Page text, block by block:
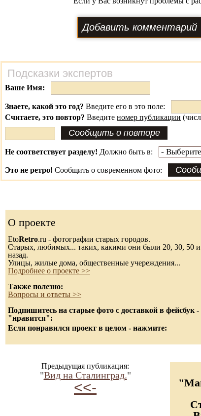
Подсказки экспертов
Ваше Имя:
Знаете, какой это год? Введите его в это поле:
Считаете, это повтор? Введите номер публикации
Не соответствует разделу! Должно быть в:
Это не ретро! Сообщить о современном фото:
О проекте
EtoRetro.ru - фотографии старых городов.
Старых, любимых... таких, какими они были 20, 30, 50 и
назад.
Улицы, жилые дома, общественные учереждения...
Подробнее о проекте >>
Также полезно:
Вопросы и ответы >>
Подпишитесь на старые фото с доставкой в фейсбук
"нравится":
Если понравился проект в целом - нажмите:
Предыдущая публикация:
"Вид на Сталинград."
<<-